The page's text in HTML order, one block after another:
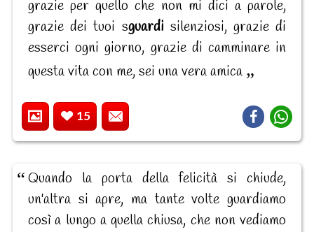
grazie per quello che non mi dici a parole,
grazie dei tuoi sguardi silenziosi, grazie di
esserci ogni giorno, grazie di camminare in
questa vita con me, sei una vera amica
15
Quando la porta della felicità si chiude,
un'altra si apre, ma tante volte guardiamo
così a lungo a quella chiusa, che non vediamo